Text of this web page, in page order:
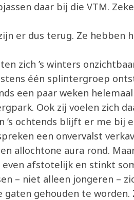
daar bij die VTM.
er dus terug. Ze hebben
zich ’s winters
één splintergroep
een paar weken
Ook zij voelen zich
’s ochtends blijft er me bij
een onvervalst
allochtone aura rond.
afstotelijk en stinkt
– niet alleen jongeren –
gaten gehouden te worden.